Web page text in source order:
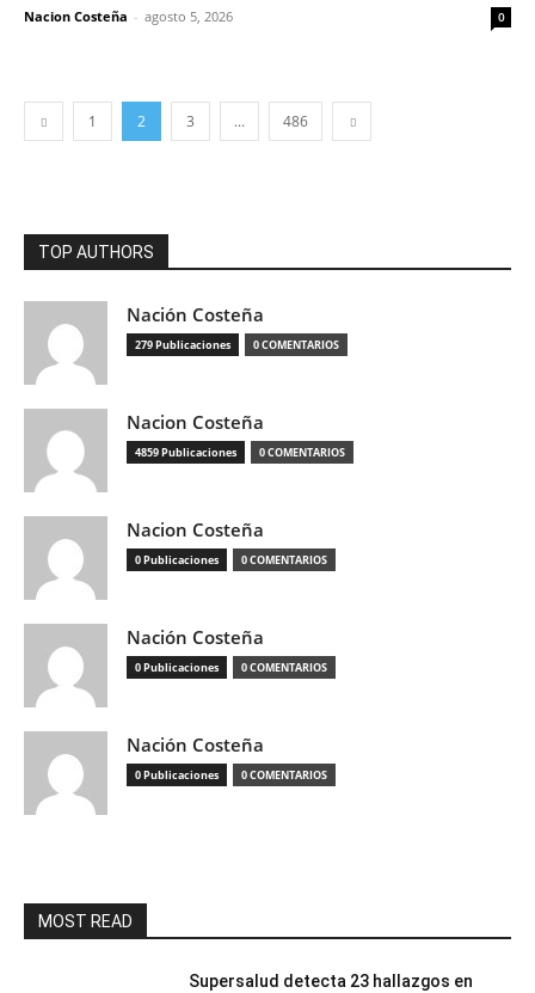
Nacion Costeña - agosto 5, 2026 0
1 2 3 ... 486
TOP AUTHORS
Nación Costeña
279 Publicaciones 0 COMENTARIOS
Nacion Costeña
4859 Publicaciones 0 COMENTARIOS
Nacion Costeña
0 Publicaciones 0 COMENTARIOS
Nación Costeña
0 Publicaciones 0 COMENTARIOS
Nación Costeña
0 Publicaciones 0 COMENTARIOS
MOST READ
Supersalud detecta 23 hallazgos en